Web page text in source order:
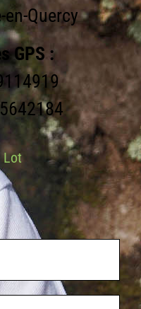
Quercy
GPS :